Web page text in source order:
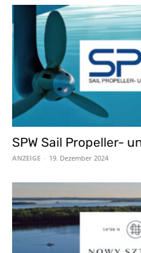
SPW Sail Propeller-
ANZEIGE - 19. Dezember 2024